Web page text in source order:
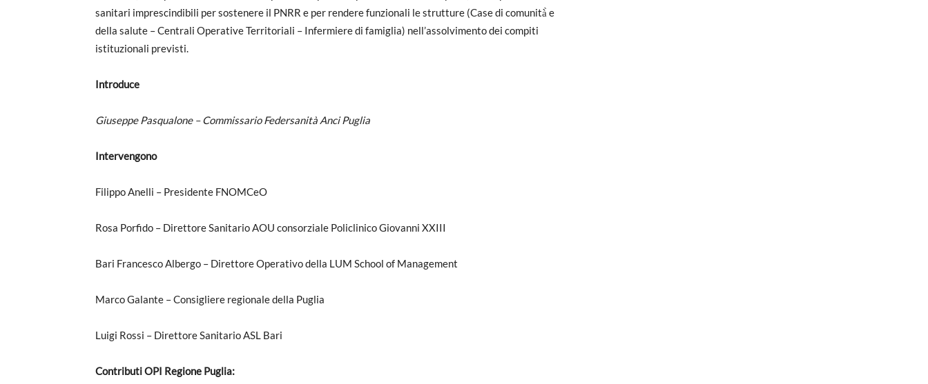
sanitari imprescindibili per sostenere il PNRR e per rendere funzionali le strutture (Case di comunità̀ e
della salute – Centrali Operative Territoriali – Infermiere di famiglia) nell’assolvimento dei compiti
istituzionali previsti.
Introduce
Giuseppe Pasqualone – Commissario Federsanità Anci Puglia
Intervengono
Filippo Anelli – Presidente FNOMCeO
Rosa Porfido – Direttore Sanitario AOU consorziale Policlinico Giovanni XXIII
Bari Francesco Albergo – Direttore Operativo della LUM School of Management
Marco Galante – Consigliere regionale della Puglia
Luigi Rossi – Direttore Sanitario ASL Bari
Contributi OPI Regione Puglia: